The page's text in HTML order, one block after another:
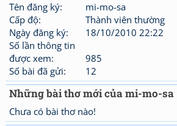
Tên đăng ký:
mi-mo-sa
Cấp độ:
Thành viên thường
Ngày đăng ký:
18/10/2010 22:22
Số lần thông tin
được xem:
985
Số bài đã gửi:
12
Những bài thơ mới của mi-mo-sa
Chưa có bài thơ nào!